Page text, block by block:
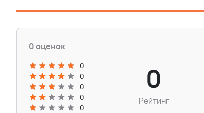
0 оценок
0
0
0
0
0
0
Рейтинг